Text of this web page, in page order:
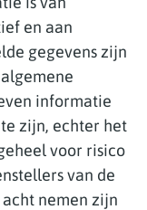
en aan
gegevens zijn
informatie
zijn, echter het
voor risico
van de
nemen zijn